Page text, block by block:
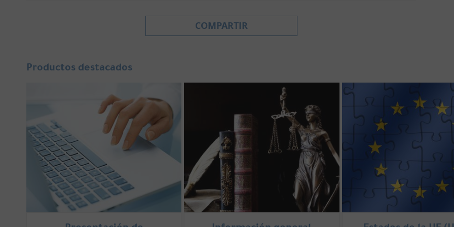
Está recogido en el artículo 5 de nuestra Ley Orgánica con la salvedad que tienen las Fuerzas y
ejercitado a intervalos no inferiores a 12 meses, salvo interés legítimo acreditado, en cuyo caso,
podrá ejercitarlo antes. Siendo un derecho personalismo se ejercitará por petición dirigida al
responsable del fichero con medio que garantice su identificación.
a) Visualización en pantalla.
b) Escrito copia o fotocopia remitida por correo.
c) Telecopia.
d) Cualquier otro procedimiento que sea adecuado a la configuración o implantación
Material del fichero ofrecido por el responsable del mismo.
La petición se resolverá en el plazo de un mes desde la solicitud. Transcurrido este plazo sin que de
forma expresa se responda, ésta podrá entenderse desestimada a los efectos del art. 18.1 de la
referida Ley Orgánica. Si las causas de denegación son las contenidas en los apartados 2, 3 y 4 del art.
COMPARTIR
Productos destacados